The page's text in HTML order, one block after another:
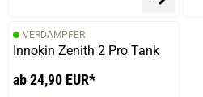
VERDAMPFER
Innokin Zenith 2 Pro Tank
ab 24,90 EUR*